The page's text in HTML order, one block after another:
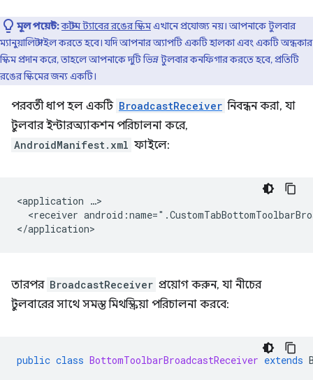
মূল পয়েন্ট:কাস্টম ট্যাবের রঙের স্কিমএখানে প্রযোজ্য নয়। আপনাকে টুলবার
ম্যানুয়ালি স্টাইল করতে হবে। যদি আপনার অ্যাপটি একটি হালকা এবং একটি অন্ধকার
স্কিম প্রদান করে, তাহলে আপনাকে দুটি ভিন্ন টুলবার কনফিগার করতে হবে, প্রতিটি
রঙের স্কিমের জন্য একটি।
পরবর্তী ধাপ হল একটি BroadcastReceiver নিবন্ধন করা, যা
টুলবার ইন্টারঅ্যাকশন পরিচালনা করে,
AndroidManifest.xml ফাইলে:
<application
<receiver
তারপর BroadcastReceiver প্রয়োগ করুন, যা নীচের
টুলবারের সাথে সমস্ত মিথস্ক্রিয়া পরিচালনা করবে:
public class BottomToolbarBroadcastReceiver extends